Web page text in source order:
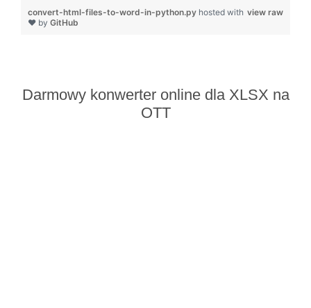
view raw
convert-html-files-to-word-in-python.py hosted with
❤ by GitHub
Darmowy konwerter online dla XLSX na
OTT